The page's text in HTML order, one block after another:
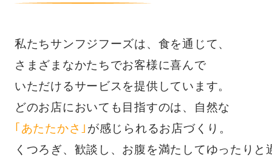
私たちサンフジフーズは、食を通じて、
さまざまなかたちでお客様に喜んで
いただけるサービスを提供しています。
どのお店においても目指すのは、自然な
｢あたたかさ｣が感じられるお店づくり。
くつろぎ、歓談し、お腹を満たしてゆったり